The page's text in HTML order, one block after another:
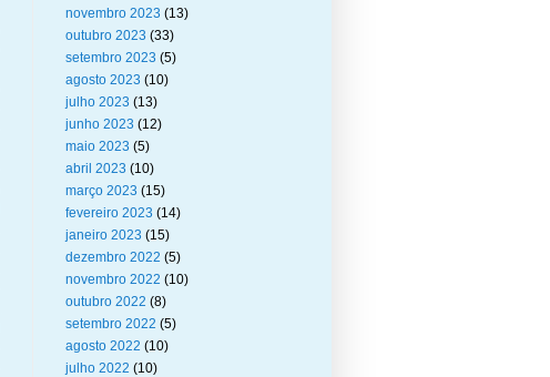
novembro 2023 (13)
outubro 2023 (33)
setembro 2023 (5)
agosto 2023 (10)
julho 2023 (13)
junho 2023 (12)
maio 2023 (5)
abril 2023 (10)
março 2023 (15)
fevereiro 2023 (14)
janeiro 2023 (15)
dezembro 2022 (5)
novembro 2022 (10)
outubro 2022 (8)
setembro 2022 (5)
agosto 2022 (10)
julho 2022 (10)